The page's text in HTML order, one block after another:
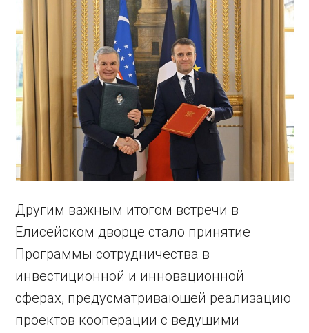
Другим важным итогом встречи в
Елисейском дворце стало принятие
Программы сотрудничества в
инвестиционной и инновационной
сферах, предусматривающей реализацию
проектов кооперации с ведущими